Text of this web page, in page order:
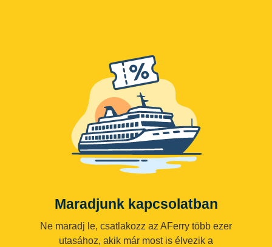
Maradjunk kapcsolatban
Ne maradj le, csatlakozz az AFerry több ezer
utasához, akik már most is élvezik a